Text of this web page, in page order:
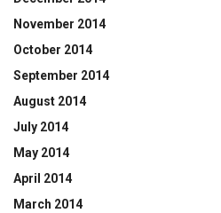
November 2014
October 2014
September 2014
August 2014
July 2014
May 2014
April 2014
March 2014